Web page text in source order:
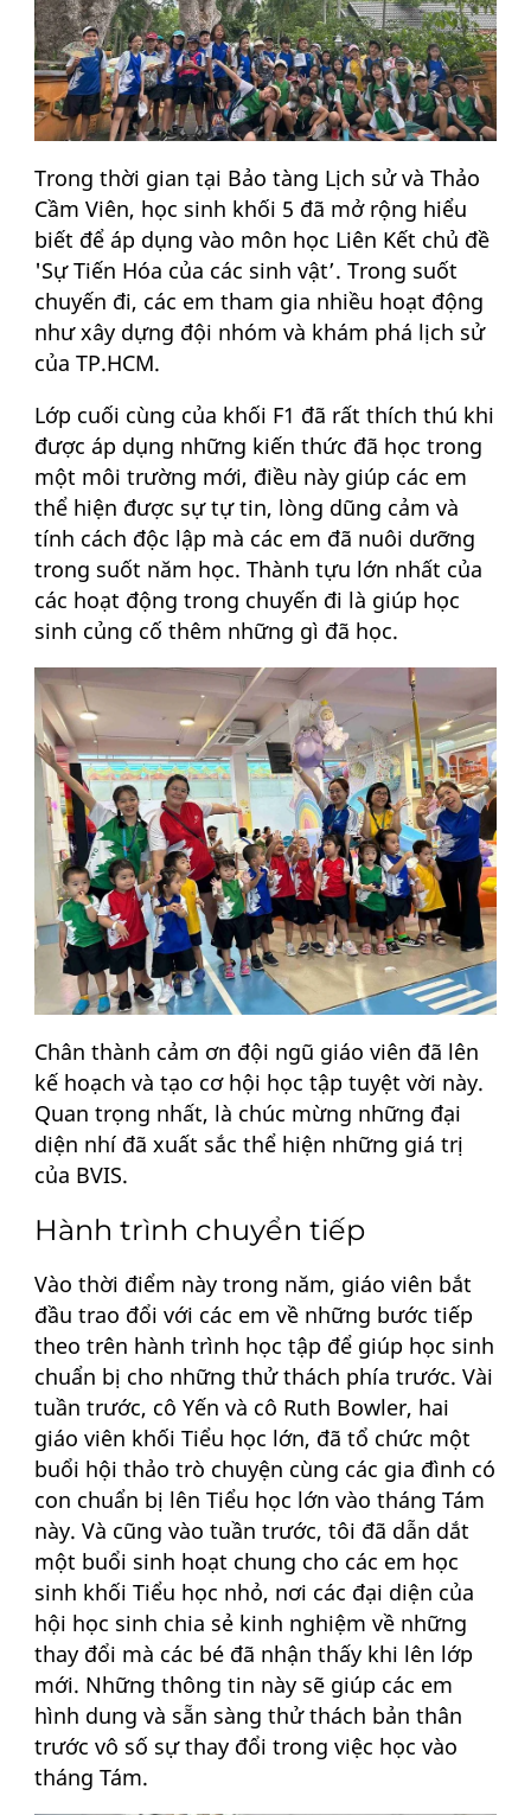
Trong thời gian tại Bảo tàng Lịch sử và Thảo
Cầm Viên, học sinh khối 5 đã mở rộng hiểu
biết để áp dụng vào môn học Liên Kết chủ đề
'Sự Tiến Hóa của các sinh vật’. Trong suốt
chuyến đi, các em tham gia nhiều hoạt động
như xây dựng đội nhóm và khám phá lịch sử
của TP.HCM.
Lớp cuối cùng của khối F1 đã rất thích thú khi
được áp dụng những kiến thức đã học trong
một môi trường mới, điều này giúp các em
thể hiện được sự tự tin, lòng dũng cảm và
tính cách độc lập mà các em đã nuôi dưỡng
trong suốt năm học. Thành tựu lớn nhất của
các hoạt động trong chuyến đi là giúp học
sinh củng cố thêm những gì đã học.
Chân thành cảm ơn đội ngũ giáo viên đã lên
kế hoạch và tạo cơ hội học tập tuyệt vời này.
Quan trọng nhất, là chúc mừng những đại
diện nhí đã xuất sắc thể hiện những giá trị
của BVIS.
Hành trình chuyển tiếp
Vào thời điểm này trong năm, giáo viên bắt
đầu trao đổi với các em về những bước tiếp
theo trên hành trình học tập để giúp học sinh
chuẩn bị cho những thử thách phía trước. Vài
tuần trước, cô Yến và cô Ruth Bowler, hai
giáo viên khối Tiểu học lớn, đã tổ chức một
buổi hội thảo trò chuyện cùng các gia đình có
con chuẩn bị lên Tiểu học lớn vào tháng Tám
này. Và cũng vào tuần trước, tôi đã dẫn dắt
một buổi sinh hoạt chung cho các em học
sinh khối Tiểu học nhỏ, nơi các đại diện của
hội học sinh chia sẻ kinh nghiệm về những
thay đổi mà các bé đã nhận thấy khi lên lớp
mới. Những thông tin này sẽ giúp các em
hình dung và sẵn sàng thử thách bản thân
trước vô số sự thay đổi trong việc học vào
tháng Tám.